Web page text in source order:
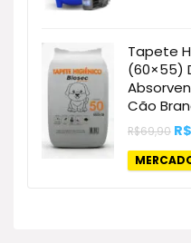
Tapete
(60×55)
Cão
R$69,90 O
R$